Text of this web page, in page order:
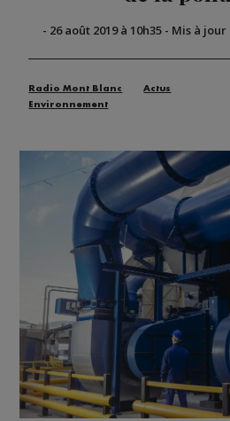
- 26 août 2019 à 10h35- Mis à jour
Radio Mont Blanc
Actus
Environnement